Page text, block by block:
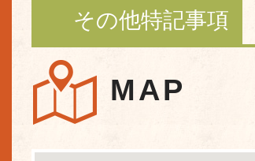
その他特記事項
MAP